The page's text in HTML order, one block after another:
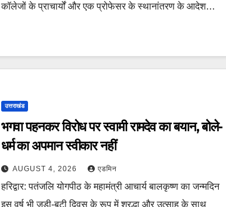
कॉलेजों के प्राचार्यों और एक प्रोफेसर के स्थानांतरण के आदेश…
उत्तराखंड
भगवा पहनकर विरोध पर स्वामी रामदेव का बयान, बोले-
धर्म का अपमान स्वीकार नहीं
AUGUST 4, 2026 एडमिन
हरिद्वार: पतंजलि योगपीठ के महामंत्री आचार्य बालकृष्ण का जन्मदिन
इस वर्ष भी जड़ी-बूटी दिवस के रूप में श्रद्धा और उत्साह के साथ